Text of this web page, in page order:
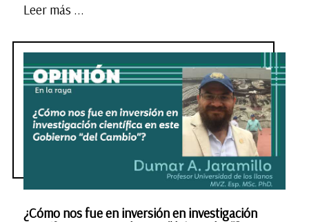
Leer más ...
¿Cómo nos fue en inversión en investigación